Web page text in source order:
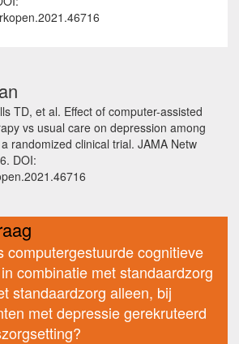
TD, et al. Effect of computer-assisted
vs usual care on depression among
randomized clinical trial. JAMA Netw
DOI:
computergestuurde cognitieve
combinatie met standaardzorg
standaardzorg alleen, bij
met depressie gerekruteerd